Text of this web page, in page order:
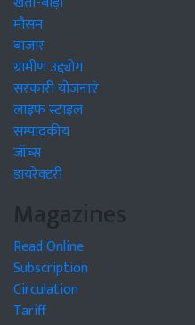
मौसम
बाजार
ग्रामीण उद्द्योग
सरकारी योजनाएं
लाइफ स्टाइल
सम्पादकीय
जॉब्स
डायरेक्टरी
Magazines
Read Online
Subscription
Circulation
Tariff